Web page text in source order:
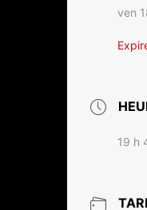
ven
19 h